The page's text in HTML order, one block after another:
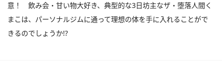
意！ 飲み会・甘い物大好き、典型的な3日坊主なザ・堕落人間く
まこは、パーソナルジムに通って理想の体を手に入れることがで
きるのでしょうか!?